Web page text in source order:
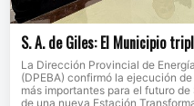
S. A. de Giles: El Municipio
La Dirección Provincial de
(DPEBA) confirmó la ejecución
más importantes para el futuro
de una nueva Estación